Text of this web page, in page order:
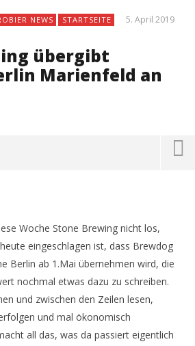
NEWS STARTSEITE
5. April 2019
übergibt
Marienfeld an
NOW VIEWING
Woche Stone Brewing nicht los,
eingeschlagen ist, dass Brewdog
Berlin ab 1.Mai übernehmen wird, die
nochmal etwas dazu zu schreiben.
und zwischen den Zeilen lesen,
und mal ökonomisch
all das, was da passiert eigentlich